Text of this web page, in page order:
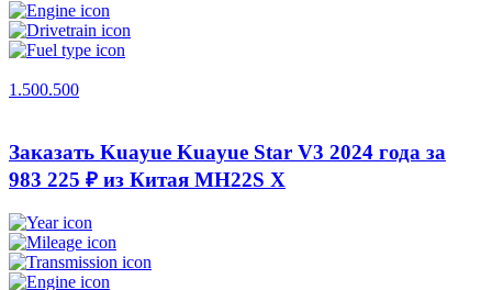
1.500.500
Заказать Kuayue Kuayue Star V3 2024 года за
983 225 ₽ из Китая MH22S X